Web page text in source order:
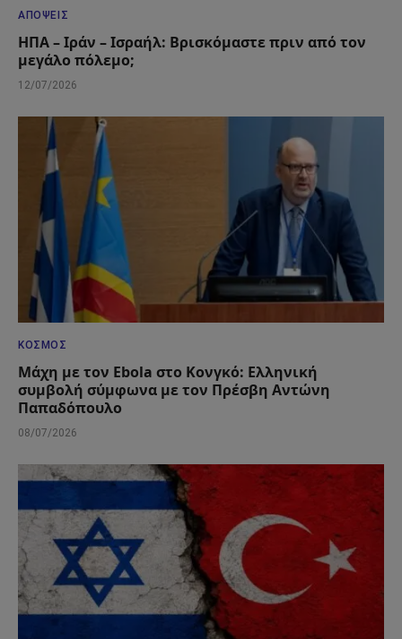
ΑΠΌΨΕΙΣ
ΗΠΑ – Ιράν – Ισραήλ: Βρισκόμαστε πριν από τον
μεγάλο πόλεμο;
12/07/2026
ΚΌΣΜΟΣ
Μάχη με τον Ebola στο Κονγκό: Ελληνική
συμβολή σύμφωνα με τον Πρέσβη Αντώνη
Παπαδόπουλο
08/07/2026